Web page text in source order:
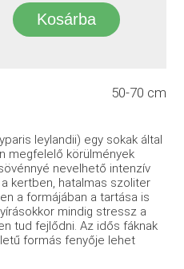
Kosárba
50-70 cm
leylandii) egy sokak által
megfelelő körülmények
nevelhető intenzív
kertben, hatalmas szoliter
a formájában a tartása is
mindig stressz a
tud fejlődni. Az idős fáknak
formás fenyője lehet